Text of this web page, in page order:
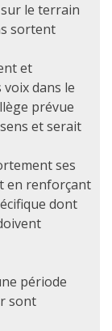
le terrain
sortent
et
dans le
prévue
et serait
ses
en renforçant
dont
période
sont